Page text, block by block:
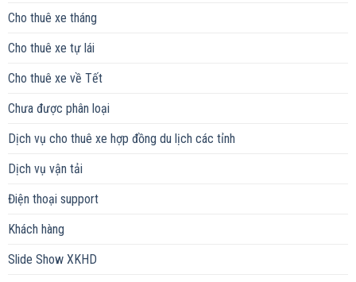
Cho thuê xe tháng
Cho thuê xe tự lái
Cho thuê xe về Tết
Chưa được phân loại
Dịch vụ cho thuê xe hợp đồng du lịch các tỉnh
Dịch vụ vận tải
Điện thoại support
Khách hàng
Slide Show XKHD